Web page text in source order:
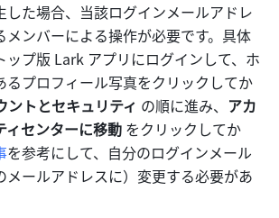
した場合、当該ログインメールアドレ
メンバーによる操作が必要です。具体
ップ版 Lark アプリにログインして、ホ
るプロフィール写真をクリックしてか
ントとセキュリティ の順に進み、 アカ
ィセンターに移動 をクリックしてか
を参考にして、自分のログインメール
メールアドレスに）変更する必要があ